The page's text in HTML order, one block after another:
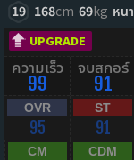
19 168cm 69kg หนา
UPGRADE
ความเร็ว
99
จบสกอร์
91
OVR
95
ST
91
CM CDM